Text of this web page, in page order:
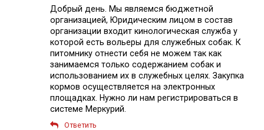
Добрый день. Мы являемся бюджетной
организацией, Юридическим лицом в состав
организации входит кинологическая служба у
которой есть вольеры для служебных собак. К
питомнику отнести себя не можем так как
занимаемся только содержанием собак и
использованием их в служебных целях. Закупка
кормов осуществляется на электронных
площадках. Нужно ли нам регистрироваться в
системе Меркурий.
Ответить